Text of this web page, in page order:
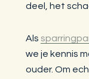
deel, het
Als
we je kennis
ouder. Om